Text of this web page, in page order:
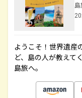
島
ようこそ！世界遺産
ど、島の人が教えて
島旅へ。